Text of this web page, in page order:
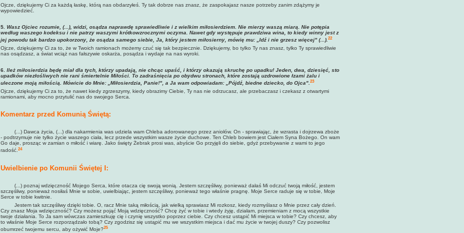
Ojcze, dziękujemy Ci za każdą łaskę, którą nas obdarzyłeś. Ty tak dobrze nas znasz, że zaspokajasz nasze potrzeby zanim zdążymy je
wypowiedzieć.
5 . Wasz Ojciec rozumie, (...), widzi, osądza naprawdę sprawiedliwie i z wielkim miłosierdziem. Nie mierzy waszą miarą. Nie potępia
według waszego kodeksu i nie patrzy waszymi krótkowzrocznymi oczyma. Nawet gdy występuje prawdziwa wina, to kiedy winny jest z
jej powodu tak bardzo upokorzony, że osądza samego siebie, Ja, który jestem miłosierny, mówię mu: „Idź i nie grzesz więcej" (...). 22
Ojcze, dziękujemy Ci za to, że w Twoich ramionach możemy czuć się tak bezpiecznie. Dziękujemy, bo tylko Ty nas znasz, tylko Ty sprawiedliwie
nas osądzasz, a świat wciąż nas fałszywie oskarża, posądza i wydaje na nas wyroki.
6. Ileż miłosierdzia będę miał dla tych, którzy upadają, nie chcąc upaść, i którzy okazują skruchę po upadku! Jeden, dwa, dziesięć, sto
upadków niezłośliwych nie rani śmiertelnie Miłości. To zadraśnięcia po obydwu stronach, które zostają uzdrowione łzami żalu i
uleczone moją miłością. Mówicie do Mnie: „Miłosierdzia, Panie!", a Ja wam odpowiadam: „Pójdź, biedne dziecko, do Ojca".23
Ojcze, dziękujemy Ci za to, że nawet kiedy zgrzeszymy, kiedy obrazimy Ciebie, Ty nas nie odrzucasz, ale przebaczasz i czekasz z otwartymi
ramionami, aby mocno przytulić nas do swojego Serca.
Komentarz przed Komunią Świętą:
(...) Dawca życia, (...) dla nakarmienia was udziela wam Chleba adorowanego przez aniołów. On - sprawiając, że wzrasta i dojrzewa zboże
- podtrzymuje nie tylko życie waszego ciała, lecz przede wszystkim wasze życie duchowe. Ten Chleb bowiem jest Ciałem Syna Bożego. On wam
Go daje, prosząc w zamian o miłość i wiarę. Jako święty Żebrak prosi was, abyście Go przyjęli do siebie, gdyż przebywanie z wami to jego
radość.24
Uwielbienie po Komunii Świętej I:
(...) poznaj wdzięczność Mojego Serca, które otacza cię swoją wonią. Jestem szczęśliwy, ponieważ dałaś Mi odczuć twoją miłość, jestem
szczęśliwy, ponieważ nosiłaś Mnie w sobie, uwielbiając, jestem szczęśliwy, ponieważ tego właśnie pragnę. Moje Serce raduje się w tobie, Moje
Serce w tobie kwitnie.
Jestem tak szczęśliwy dzięki tobie. O, racz Mnie taką miłością, jak wielką sprawiasz Mi rozkosz, kiedy rozmyślasz o Mnie przez cały dzień.
Czy znasz Moja wdzięczność? Czy możesz pojąć Moją wdzięczność? Chcę żyć w tobie i wtedy żyję, działam, przemieniam z mocą wszystkie
twoje działania. To Ja sam wówczas zamieszkuję cię i czynię wszystko poprzez ciebie. Czy chcesz ustąpić Mi miejsca w tobie? Czy chcesz, aby
to właśnie Moje Serce rozporządzało tobą? Czy zgodzisz się ustąpić mu we wszystkim miejsca i dać mu życie w twojej duszy? Czy pozwolisz
obumrzeć twojemu sercu, aby ożywić Moje?25